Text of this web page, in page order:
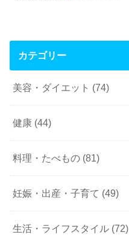
カテゴリー
美容・ダイエット (74)
健康 (44)
料理・たべもの (81)
妊娠・出産・子育て (49)
生活・ライフスタイル (72)